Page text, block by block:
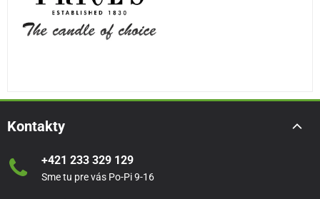
Kontakty
+421 233 329 129
Sme tu pre vás Po-Pi 9-16